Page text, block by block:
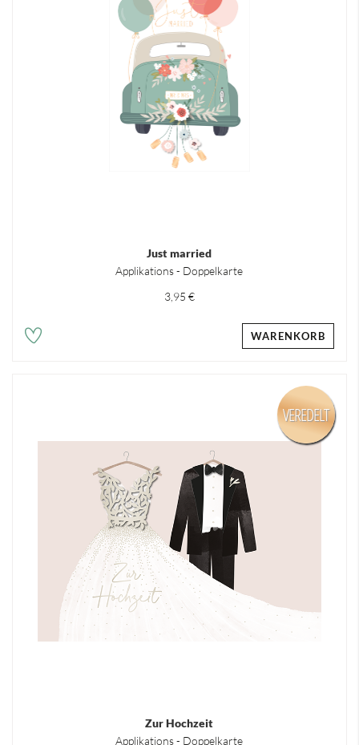
Just married
Applikations - Doppelkarte
3,95 €
WARENKORB
Zur Hochzeit
Applikations - Doppelkarte
VEREDELT